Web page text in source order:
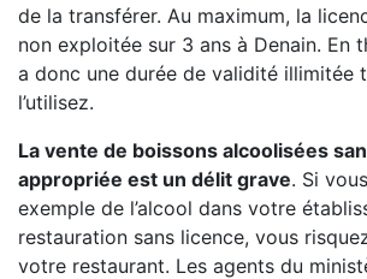
de la transférer. Au maximum, la
non exploitée sur 3 ans à Denain. En
a donc une durée de validité illimitée
l’utilisez.
La vente de boissons alcoolisées
appropriée est un délit grave. Si
exemple de l’alcool dans votre
restauration sans licence, vous
votre restaurant. Les agents du